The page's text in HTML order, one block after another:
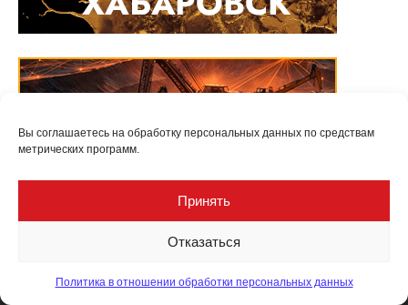
Вы соглашаетесь на обработку персональных данных по средствам
метрических программ.
Принять
Отказаться
Политика в отношении обработки персональных данных